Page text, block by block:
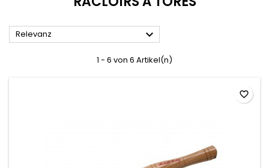
Relevanz 
1 - 6 von 6 Artikel(n)
favorite_border